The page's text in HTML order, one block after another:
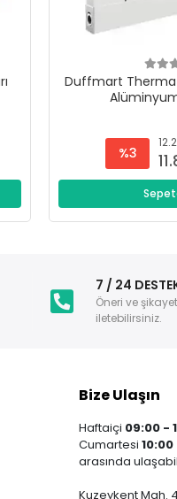
Duffmart Therma
%3
7 / 24
Öneri ve
iletebilirsiniz.
Bize Ulaşın
Haftaiçi 09:00 -
Cumartesi 10:00
arasında
Kuzeykent Mah.